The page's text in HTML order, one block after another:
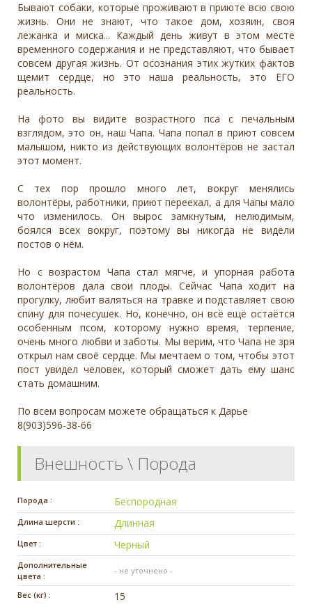
Бывают собаки, которые проживают в приюте всю свою
жизнь. Они не знают, что такое дом, хозяин, своя
лежанка и миска... Каждый день живут в этом месте
временного содержания и не представляют, что бывает
совсем другая жизнь. От осознания этих жутких фактов
щемит сердце, но это наша реальность, это ЕГО
реальность.
На фото вы видите возрастного пса с печальным
взглядом, это он, наш Чапа. Чапа попал в приют совсем
малышом, никто из действующих волонтёров не застал
этот момент.
С тех пор прошло много лет, вокруг менялись
волонтёры, работники, приют переехал, а для Чапы мало
что изменилось. Он вырос замкнутым, нелюдимым,
боялся всех вокруг, поэтому вы никогда не видели
постов о нём.
Но с возрастом Чапа стал мягче, и упорная работа
волонтёров дала свои плоды. Сейчас Чапа ходит на
прогулку, любит валяться на травке и подставляет свою
спину для почесушек. Но, конечно, он всё ещё остаётся
особенным псом, которому нужно время, терпение,
очень много любви и заботы. Мы верим, что Чапа не зря
открыл нам своё сердце. Мы мечтаем о том, чтобы этот
пост увидел человек, который сможет дать ему шанс
стать домашним.
По всем вопросам можете обращаться к Дарье
8(903)596-38-66
Внешность \ Порода
Порода : Беспородная
Длина шерсти : Длинная
Цвет : Черный
Дополнительные
цвета :
- не уточнено -
Вес (кг) : 15